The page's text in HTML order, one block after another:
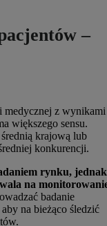
–
z wynikami
większego sensu.
krajową lub
konkurencji.
rynku, jednak
na
badanie
na bieżąco śledzić